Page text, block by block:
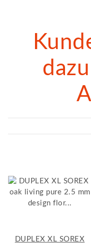
DUPLEX XL SOREX